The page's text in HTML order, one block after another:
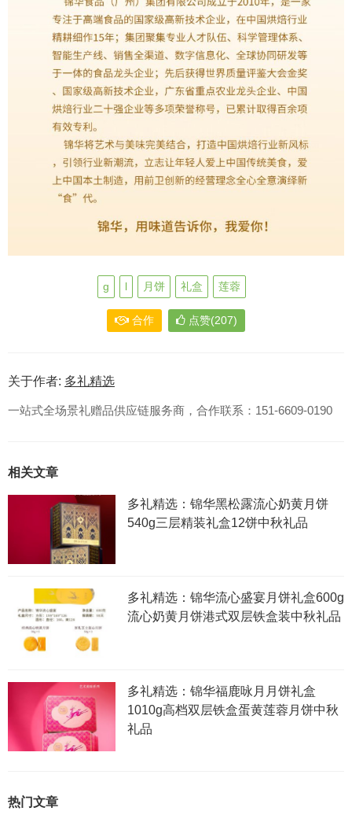
g l 月饼 礼盒 莲蓉
合作 点赞(207)
关于作者: 多礼精选
一站式全场景礼赠品供应链服务商，合作联系：151-6609-0190
相关文章
多礼精选：锦华黑松露流心奶黄月饼
540g三层精装礼盒12饼中秋礼品
多礼精选：锦华流心盛宴月饼礼盒600g
流心奶黄月饼港式双层铁盒装中秋礼品
多礼精选：锦华福鹿咏月月饼礼盒
1010g高档双层铁盒蛋黄莲蓉月饼中秋
礼品
热门文章